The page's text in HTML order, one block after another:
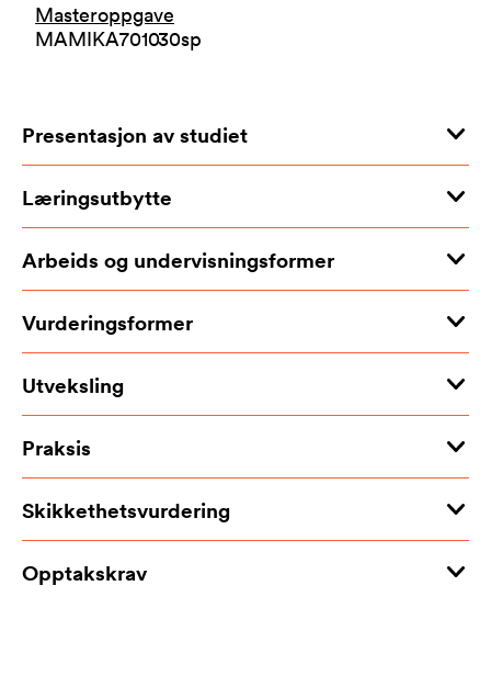
Masteroppgave
MAMIKA701030sp
Presentasjon av studiet
Læringsutbytte
Arbeids og undervisningsformer
Vurderingsformer
Utveksling
Praksis
Skikkethetsvurdering
Opptakskrav